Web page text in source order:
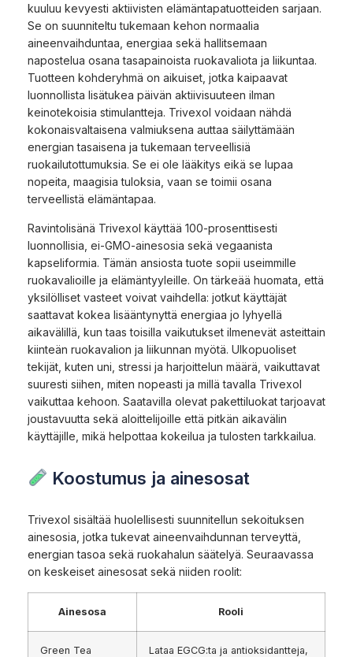
kuuluu kevyesti aktiivisten elämäntapatuotteiden sarjaan.
Se on suunniteltu tukemaan kehon normaalia
aineenvaihduntaa, energiaa sekä hallitsemaan
napostelua osana tasapainoista ruokavaliota ja liikuntaa.
Tuotteen kohderyhmä on aikuiset, jotka kaipaavat
luonnollista lisätukea päivän aktiivisuuteen ilman
keinotekoisia stimulantteja. Trivexol voidaan nähdä
kokonaisvaltaisena valmiuksena auttaa säilyttämään
energian tasaisena ja tukemaan terveellisiä
ruokailutottumuksia. Se ei ole lääkitys eikä se lupaa
nopeita, maagisia tuloksia, vaan se toimii osana
terveellistä elämäntapaa.
Ravintolisänä Trivexol käyttää 100-prosenttisesti
luonnollisia, ei-GMO-ainesosia sekä vegaanista
kapseliformia. Tämän ansiosta tuote sopii useimmille
ruokavalioille ja elämäntyyleille. On tärkeää huomata, että
yksilölliset vasteet voivat vaihdella: jotkut käyttäjät
saattavat kokea lisääntynyttä energiaa jo lyhyellä
aikavälillä, kun taas toisilla vaikutukset ilmenevät asteittain
kiinteän ruokavalion ja liikunnan myötä. Ulkopuoliset
tekijät, kuten uni, stressi ja harjoittelun määrä, vaikuttavat
suuresti siihen, miten nopeasti ja millä tavalla Trivexol
vaikuttaa kehoon. Saatavilla olevat pakettiluokat tarjoavat
joustavuutta sekä aloittelijoille että pitkän aikavälin
käyttäjille, mikä helpottaa kokeilua ja tulosten tarkkailua.
Koostumus ja ainesosat
Trivexol sisältää huolellisesti suunnitellun sekoituksen
ainesosia, jotka tukevat aineenvaihdunnan terveyttä,
energian tasoa sekä ruokahalun säätelyä. Seuraavassa
on keskeiset ainesosat sekä niiden roolit:
Ainesosa Rooli
Green Tea
Lataa EGCG:ta ja antioksidantteja,